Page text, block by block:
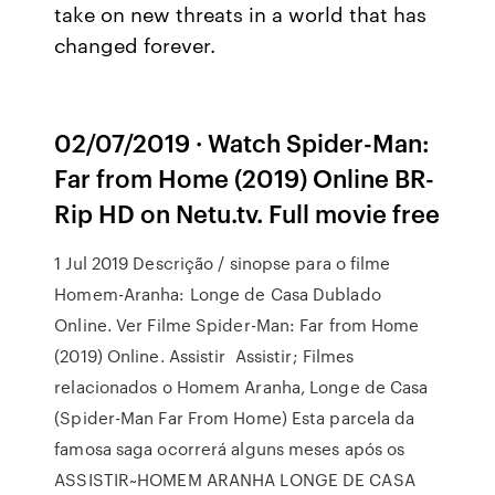
take on new threats in a world that has
changed forever.
02/07/2019 · Watch Spider-Man:
Far from Home (2019) Online BR-
Rip HD on Netu.tv. Full movie free
1 Jul 2019 Descrição / sinopse para o filme
Homem-Aranha: Longe de Casa Dublado
Online. Ver Filme Spider-Man: Far from Home
(2019) Online. Assistir Assistir; Filmes
relacionados o Homem Aranha, Longe de Casa
(Spider-Man Far From Home) Esta parcela da
famosa saga ocorrerá alguns meses após os
ASSISTIR~HOMEM ARANHA LONGE DE CASA